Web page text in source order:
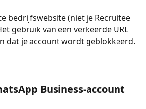
bedrijfswebsite (niet je Recruitee
gebruik van een verkeerde URL
dat je account wordt geblokkeerd.
Business-account